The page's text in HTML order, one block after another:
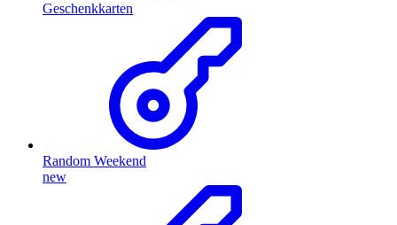
Geschenkkarten
Random Weekend
new